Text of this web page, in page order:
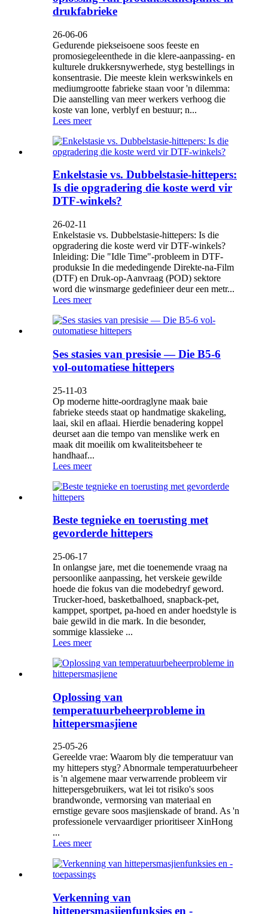
drukfabrieke
26-06-06
Gedurende piekseisoene soos feeste en
promosiegeleenthede in die klere-aanpassing- en
kulturele drukkersnywerhede, styg bestellings in
konsentrasie. Die meeste klein werkswinkels en
mediumgrootte fabrieke staan ​​voor 'n dilemma:
Die aanstelling van meer werkers verhoog die
koste van lone, verblyf en bestuur; n...
Lees meer
Enkelstasie vs. Dubbelstasie-hittepers:
Is die opgradering die koste werd vir
DTF-winkels?
26-02-11
Enkelstasie vs. Dubbelstasie-hittepers: Is die
opgradering die koste werd vir DTF-winkels?
Inleiding: Die "Idle Time"-probleem in DTF-
produksie In die mededingende Direkte-na-Film
(DTF) en Druk-op-Aanvraag (POD) sektore
word die winsmarge gedefinieer deur een metr...
Lees meer
Ses stasies van presisie — Die B5-6
vol-outomatiese hittepers
25-11-03
Op moderne hitte-oordraglyne maak baie
fabrieke steeds staat op handmatige skakeling,
laai, skil en aflaai. Hierdie benadering koppel
deurset aan die tempo van menslike werk en
maak dit moeilik om kwaliteitsbeheer te
handhaaf...
Lees meer
Beste tegnieke en toerusting met
gevorderde hittepers
25-06-17
In onlangse jare, met die toenemende vraag na
persoonlike aanpassing, het verskeie gewilde
hoede die fokus van die modebedryf geword.
Trucker-hoed, basketbalhoed, snapback-pet,
kamppet, sportpet, pa-hoed en ander hoedstyle is
baie gewild in die mark. In die besonder,
sommige klassieke ...
Lees meer
Oplossing van
temperatuurbeheerprobleme in
hittepersmasjiene
25-05-26
Gereelde vrae: Waarom bly die temperatuur van
my hittepers styg? Abnormale temperatuurbeheer
is 'n algemene maar verwarrende probleem vir
hittepersgebruikers, wat lei tot risiko's soos
brandwonde, vermorsing van materiaal en
ernstige gevare soos masjienskade of brand. As 'n
professionele vervaardiger prioritiseer XinHong
...
Lees meer
Verkenning van
hittepersmasjienfunksies en -